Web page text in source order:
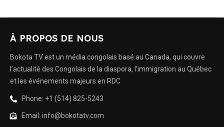
À PROPOS DE NOUS
Bokota TV est un média congolais basé au Canada, qui couvre
l’actualité des Congolais de la diaspora, l’immigration au Québec
et les événements majeurs en RDC
Phone: +1 (514) 825-5243
Email: info@bokotatv.com